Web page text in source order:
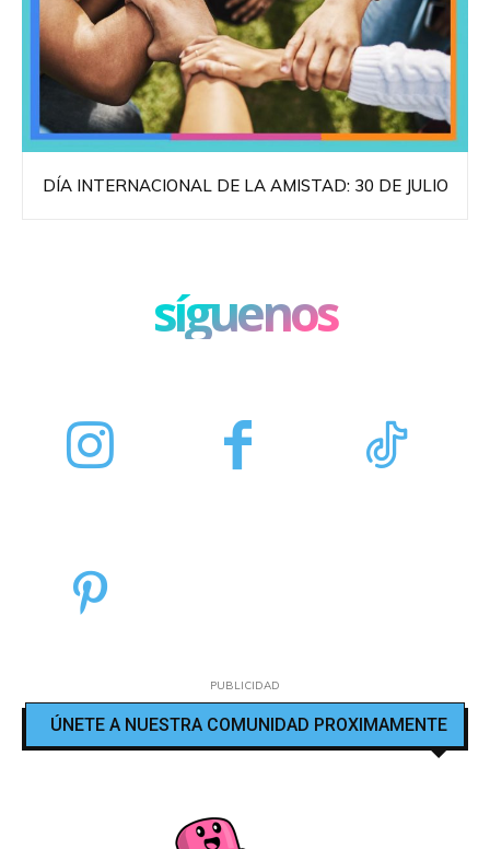
DÍA INTERNACIONAL DE LA AMISTAD: 30 DE JULIO
síguenos
PUBLICIDAD
ÚNETE A NUESTRA COMUNIDAD PROXIMAMENTE